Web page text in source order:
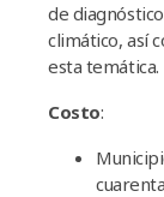
de
climático, así
esta temática.
Costo: